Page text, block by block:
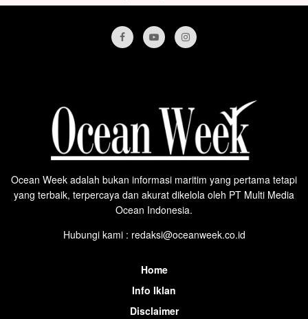
Ocean Week adalah bukan informasi maritim yang pertama tetapi
yang terbaik, terpercaya dan akurat dikelola oleh PT Multi Media
Ocean Indonesia.
Hubungi kami : redaksi@oceanweek.co.id
Home
Info Iklan
Disclaimer